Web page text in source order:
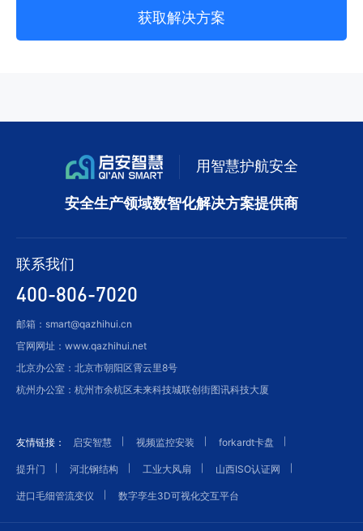
获取解决方案
用智慧护航安全
安全生产领域数智化解决方案提供商
联系我们
400-806-7020
邮箱：smart@qazhihui.cn
官网网址：www.qazhihui.net
北京办公室：北京市朝阳区霄云里8号
杭州办公室：杭州市余杭区未来科技城联创街图讯科技大厦
友情链接： 启安智慧 视频监控安装 forkardt卡盘
提升门 河北钢结构 工业大风扇 山西ISO认证网
进口毛细管流变仪 数字孪生3D可视化交互平台